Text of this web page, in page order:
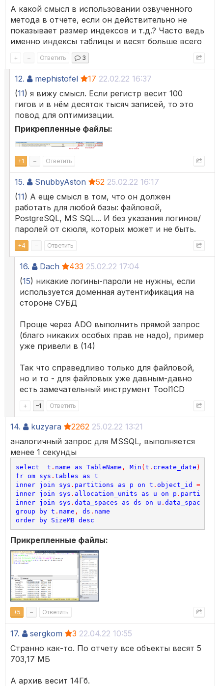
А какой смысл в использовании озвученного
метода в отчете, если он действительно не
показывает размер индексов и т.д.? Часто ведь
именно индексы таблицы и весят больше всего
+ – Ответить 3
12. mephistofel 17 22.02.22 16:37
(11) я вижу смысл. Если регистр весит 100
гигов и в нём десяток тысяч записей, то это
повод для оптимизации.
Прикрепленные файлы:
+1 – Ответить
15. SnubbyAston 52 25.02.22 16:17
(11) А еще смысл в том, что он должен
работать для любой базы: файловой,
PostgreSQL, MS SQL... И без указания логинов/
паролей от скюля, которых может и не быть.
+4 – Ответить
16. Dach 433 25.02.22 17:04
(15) никакие логины-пароли не нужны, если
используется доменная аутентификация на
стороне СУБД
Проще через ADO выполнить прямой запрос
(благо никаких особых прав не надо), пример
уже привели в (14)
Так что справедливо только для файловой,
но и то - для файловых уже давным-давно
есть замечательный инструмент Tool1CD
+ –1 Ответить
14. kuzyara 2262 25.02.22 13:21
аналогичный запрос для MSSQL, выполняется
менее 1 секунды
select t . name as TableName , Min ( t . create_date )
fr
om sys . tables as t
inner
join sys . partitions as p on t . object_id =
inner
join sys . allocation_units as u on p .
inner
join sys . data_spaces as ds on u . data_space_id
group
by t . name , ds . name
order
by SizeMB desc
Прикрепленные файлы:
+5 – Ответить
17. sergkom 3 22.04.22 10:55
Странно как-то. По отчету все объекты весят 5
703,17 МБ
А архив весит 14Гб.